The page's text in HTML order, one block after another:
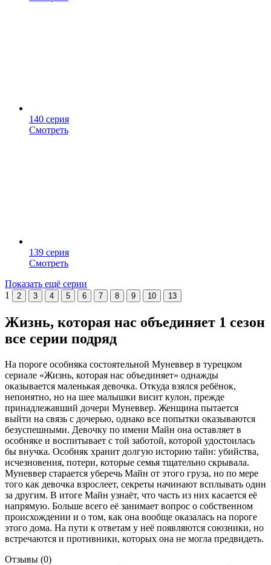
140 серия
Смотреть
139 серия
Смотреть
Показать ещё серии
1
2 3 4 5 6 7 8 9 10 13
Жизнь, которая нас объединяет 1 сезон
все серии подряд
На пороге особняка состоятельной Муневвер в турецком
сериале «Жизнь, которая нас объединяет» однажды
оказывается маленькая девочка. Откуда взялся ребёнок,
непонятно, но на шее малышки висит кулон, прежде
принадлежавший дочери Муневвер. Женщина пытается
выйти на связь с дочерью, однако все попытки оказываются
безуспешными. Девочку по имени Майн она оставляет в
особняке и воспитывает с той заботой, которой удостоилась
бы внучка. Особняк хранит долгую историю тайн: убийства,
исчезновения, потери, которые семья тщательно скрывала.
Муневвер старается уберечь Майн от этого груза, но по мере
того как девочка взрослеет, секреты начинают всплывать один
за другим. В итоге Майн узнаёт, что часть из них касается её
напрямую. Больше всего её занимает вопрос о собственном
происхождении и о том, как она вообще оказалась на пороге
этого дома. На пути к ответам у неё появляются союзники, но
встречаются и противники, которых она не могла предвидеть.
Отзывы (0)